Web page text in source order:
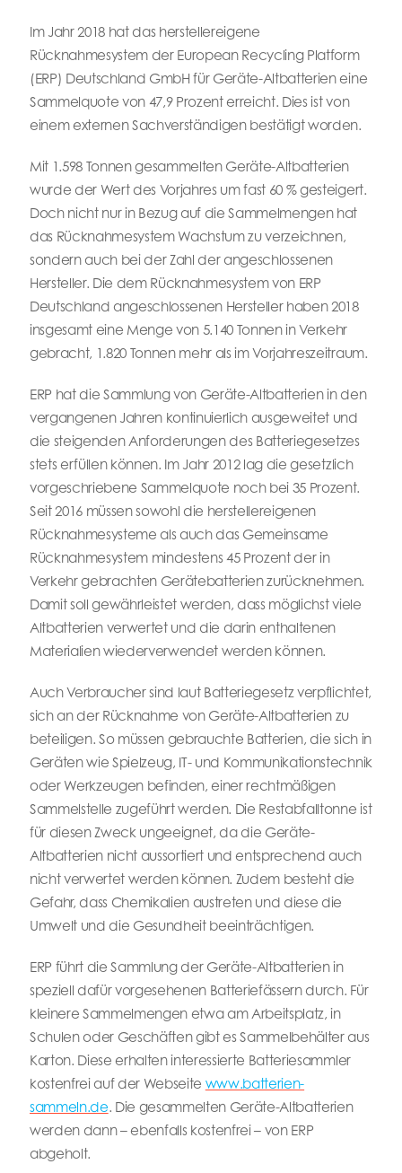
Im Jahr 2018 hat das herstellereigene
Rücknahmesystem der European Recycling Platform
(ERP) Deutschland GmbH für Geräte-Altbatterien eine
Sammelquote von 47,9 Prozent erreicht. Dies ist von
einem externen Sachverständigen bestätigt worden.
Mit 1.598 Tonnen gesammelten Geräte-Altbatterien
wurde der Wert des Vorjahres um fast 60 % gesteigert.
Doch nicht nur in Bezug auf die Sammelmengen hat
das Rücknahmesystem Wachstum zu verzeichnen,
sondern auch bei der Zahl der angeschlossenen
Hersteller. Die dem Rücknahmesystem von ERP
Deutschland angeschlossenen Hersteller haben 2018
insgesamt eine Menge von 5.140 Tonnen in Verkehr
gebracht, 1.820 Tonnen mehr als im Vorjahreszeitraum.
ERP hat die Sammlung von Geräte-Altbatterien in den
vergangenen Jahren kontinuierlich ausgeweitet und
die steigenden Anforderungen des Batteriegesetzes
stets erfüllen können. Im Jahr 2012 lag die gesetzlich
vorgeschriebene Sammelquote noch bei 35 Prozent.
Seit 2016 müssen sowohl die herstellereigenen
Rücknahmesysteme als auch das Gemeinsame
Rücknahmesystem mindestens 45 Prozent der in
Verkehr gebrachten Gerätebatterien zurücknehmen.
Damit soll gewährleistet werden, dass möglichst viele
Altbatterien verwertet und die darin enthaltenen
Materialien wiederverwendet werden können.
Auch Verbraucher sind laut Batteriegesetz verpflichtet,
sich an der Rücknahme von Geräte-Altbatterien zu
beteiligen. So müssen gebrauchte Batterien, die sich in
Geräten wie Spielzeug, IT- und Kommunikationstechnik
oder Werkzeugen befinden, einer rechtmäßigen
Sammelstelle zugeführt werden. Die Restabfalltonne ist
für diesen Zweck ungeeignet, da die Geräte-
Altbatterien nicht aussortiert und entsprechend auch
nicht verwertet werden können. Zudem besteht die
Gefahr, dass Chemikalien austreten und diese die
Umwelt und die Gesundheit beeinträchtigen.
ERP führt die Sammlung der Geräte-Altbatterien in
speziell dafür vorgesehenen Batteriefässern durch. Für
kleinere Sammelmengen etwa am Arbeitsplatz, in
Schulen oder Geschäften gibt es Sammelbehälter aus
Karton. Diese erhalten interessierte Batteriesammler
kostenfrei auf der Webseite www.batterien-
sammeln.de. Die gesammelten Geräte-Altbatterien
werden dann – ebenfalls kostenfrei – von ERP
abgeholt.